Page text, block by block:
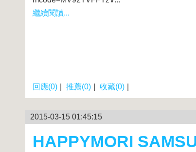
繼續閱讀...
回應(0) 推薦(0) 收藏(0)
2015-03-15 01:45:15
HAPPYMORI